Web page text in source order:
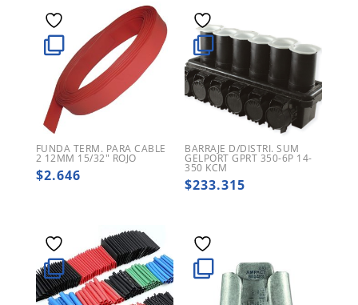
FUNDA TERM. PARA CABLE
2 12MM 15/32″ ROJO
$2.646
BARRAJE D/DISTRI. SUM
GELPORT GPRT 350-6P 14-
350 KCM
$233.315